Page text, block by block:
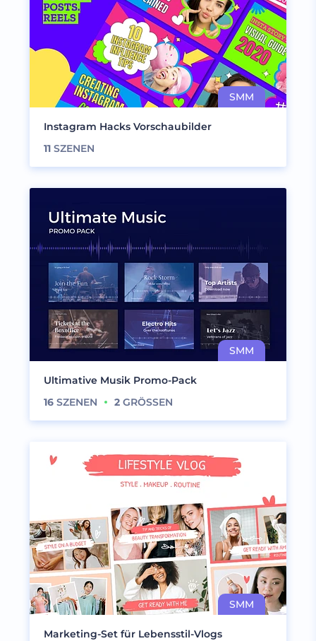
Instagram Hacks Vorschaubilder
11 SZENEN
Ultimative Musik Promo-Pack
16 SZENEN 2 GRÖSSEN
Marketing-Set für Lebensstil-Vlogs